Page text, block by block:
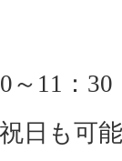
～11：
日も可能